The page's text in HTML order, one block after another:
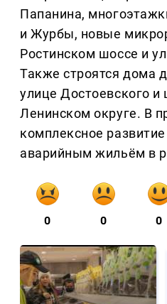
Папанина,
и Журбы, новые
Ростинском шоссе и
Также строятся дома
улице Достоевского
Ленинском округе. В
комплексное
аварийным жильём в
0 0 0